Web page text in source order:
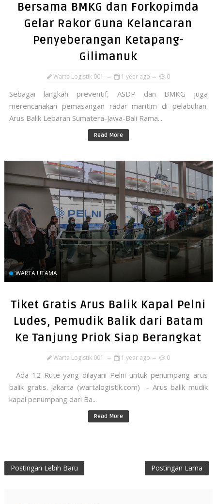
Bersama BMKG dan Forkopimda
Gelar Rakor Guna Kelancaran
Penyeberangan Ketapang-
Gilimanuk
Warta Logistik 001 1 year ago 0
Sebagai langkah preventif, ASDP dan BMKG juga
merencanakan pemasangan radar maritim di pelabuhan.
Arus Balik Lebaran Sumatera-Jawa-Bali Rama...
Read More
WARTA UTAMA
Tiket Gratis Arus Balik Kapal Pelni
Ludes, Pemudik Balik dari Batam
Ke Tanjung Priok Siap Berangkat
Warta Logistik 001 1 year ago 0
Ada 12 Rute yang dilayani Pelni untuk penumpang arus
balik gratis. Jakarta (wartalogistik.com) - Arus balik mudik
kapal penumpang dari Ba...
Read More
Postingan Lebih Baru Postingan Lama